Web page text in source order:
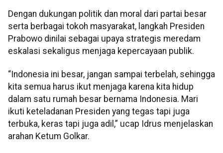
Dengan dukungan politik dan moral dari partai besar
serta berbagai tokoh masyarakat, langkah Presiden
Prabowo dinilai sebagai upaya strategis meredam
eskalasi sekaligus menjaga kepercayaan publik.
“Indonesia ini besar, jangan sampai terbelah, sehingga
kita semua harus ikut menjaga karena kita hidup
dalam satu rumah besar bernama Indonesia. Mari
ikuti keteladanan Presiden yang tegas tapi juga
terbuka, keras tapi juga adil,” ucap Idrus menjelaskan
arahan Ketum Golkar.